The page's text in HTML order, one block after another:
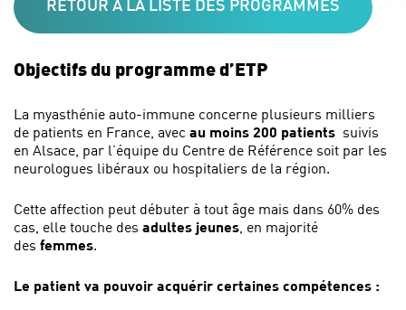
RETOUR À LA LISTE DES PROGRAMMES
Objectifs du programme d’ETP
La myasthénie auto-immune concerne plusieurs milliers
de patients en France, avec au moins 200 patients suivis
en Alsace, par l’équipe du Centre de Référence soit par les
neurologues libéraux ou hospitaliers de la région.
Cette affection peut débuter à tout âge mais dans 60% des
cas, elle touche des adultes jeunes , en majorité
des femmes.
Le patient va pouvoir acquérir certaines compétences :